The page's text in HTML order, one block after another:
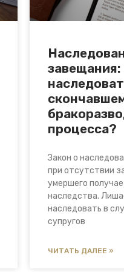
процесса?
Закон о
при отсутствии
умершего
наследства.
наследовать в
супругов
ЧИТАТЬ ДАЛЕЕ »